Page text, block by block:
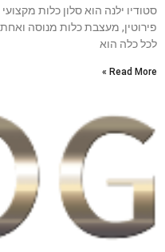
סטודיו ילנה הוא סלון כלות
פירוטין, מעצבת כלות מנוסה
לכל כלה הוא
Read More »